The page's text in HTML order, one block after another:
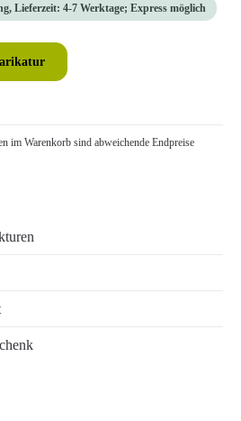
Lieferzeit: 4-7 Werktage; Express möglich
im Warenkorb sind abweichende Endpreise